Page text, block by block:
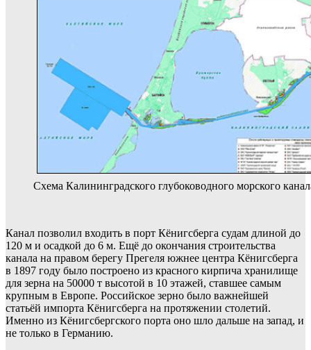
Схема Калининградского глубоководного морского
Канал позволил входить в порт Кёнигсберга судам длиной до
120 м и осадкой до 6 м. Ещё до окончания строительства
канала на правом берегу Прегеля южнее центра Кёнигсберга
в 1897 году было построено из красного кирпича хранилище
для зерна на 50000 т высотой в 10 этажей, ставшее самым
крупным в Европе. Российское зерно было важнейшей
статьёй импорта Кёнигсберга на протяжении столетий.
Именно из Кёнигсбергского порта оно шло дальше на запад, и
не только в Германию.